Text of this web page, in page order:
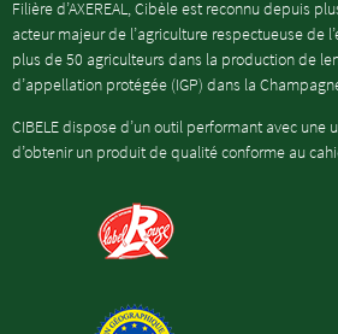
Filière d’AXEREAL, Cibèle est reconnu depuis
acteur majeur de l’agriculture respectueuse de
plus de 50 agriculteurs dans la production de
d’appellation protégée (IGP) dans la
CIBELE dispose d’un outil performant avec
d’obtenir un produit de qualité conforme au